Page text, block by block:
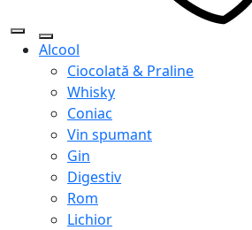
Alcool
Ciocolată & Praline
Whisky
Coniac
Vin spumant
Gin
Digestiv
Rom
Lichior